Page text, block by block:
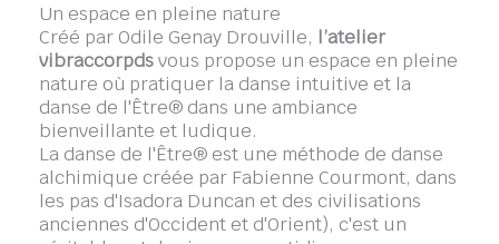
Un espace en pleine nature
Créé par Odile Genay Drouville, l’atelier
vibraccorpdsvous propose un espace en pleine
nature où pratiquer la danse intuitive et la
danse de l'Être® dans une ambiance
bienveillante et ludique.
La danse de l'Être® est une méthode de danse
alchimique créée par Fabienne Courmont, dans
les pas d'Isadora Duncan et des civilisations
anciennes d'Occident et d'Orient), c'est un